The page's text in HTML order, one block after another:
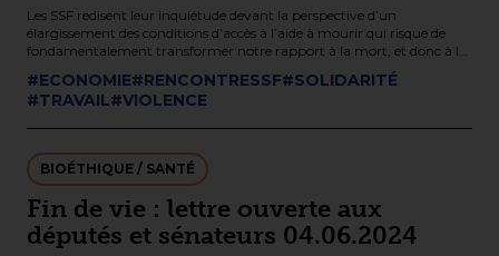
Les SSF redisent leur inquiétude devant la perspective d’un
élargissement des conditions d’accès à l’aide à mourir qui risque de
fondamentalement transformer notre rapport à la mort, et donc à la
vie, notamment pour les personnes en situations de vulnérabilité.
#ECONOMIE#RENCONTRESSF#SOLIDARITÉ
#TRAVAIL#VIOLENCE
BIOÉTHIQUE / SANTÉ
Fin de vie : lettre ouverte aux
députés et sénateurs 04.06.2024